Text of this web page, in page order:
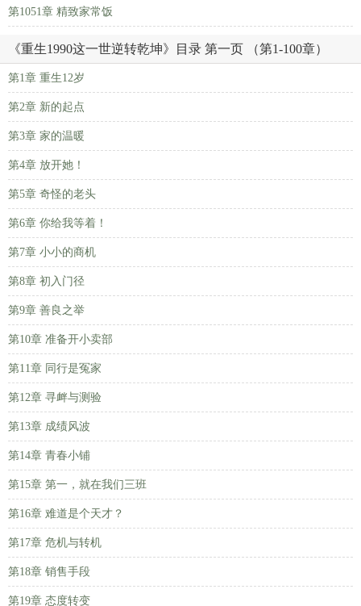
第1051章 精致家常饭
《重生1990这一世逆转乾坤》目录 第一页 （第1-100章）
第1章 重生12岁
第2章 新的起点
第3章 家的温暖
第4章 放开她！
第5章 奇怪的老头
第6章 你给我等着！
第7章 小小的商机
第8章 初入门径
第9章 善良之举
第10章 准备开小卖部
第11章 同行是冤家
第12章 寻衅与测验
第13章 成绩风波
第14章 青春小铺
第15章 第一，就在我们三班
第16章 难道是个天才？
第17章 危机与转机
第18章 销售手段
第19章 态度转变